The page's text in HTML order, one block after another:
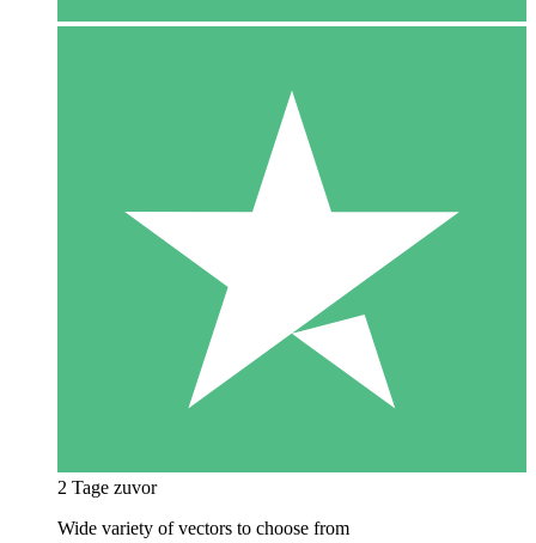
2 Tage zuvor
Wide variety of vectors to choose from